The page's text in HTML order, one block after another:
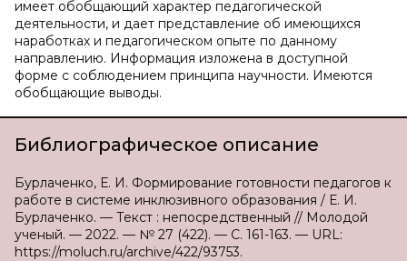
имеет обобщающий характер педагогической
деятельности, и дает представление об имеющихся
наработках и педагогическом опыте по данному
направлению. Информация изложена в доступной
форме с соблюдением принципа научности. Имеются
обобщающие выводы.
Библиографическое описание
Бурлаченко, Е. И. Формирование готовности педагогов к
работе в системе инклюзивного образования / Е. И.
Бурлаченко. — Текст : непосредственный // Молодой
ученый. — 2022. — № 27 (422). — С. 161-163. — URL:
https://moluch.ru/archive/422/93753.